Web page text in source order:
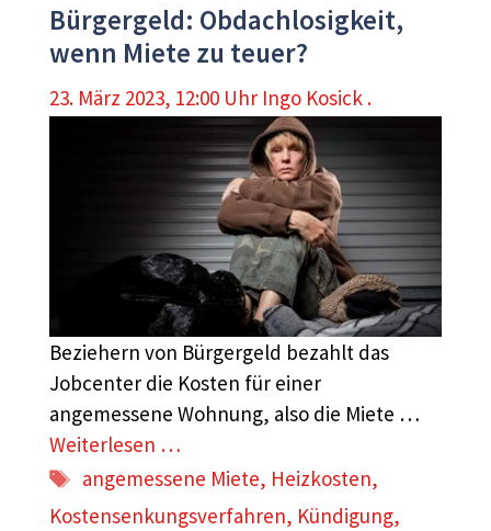
Bürgergeld: Obdachlosigkeit,
wenn Miete zu teuer?
23. März 2023, 12:00 Uhr Ingo Kosick .
Beziehern von Bürgergeld bezahlt das
Jobcenter die Kosten für einer
angemessene Wohnung, also die Miete …
Weiterlesen …
Schlagwörter
angemessene Miete, Heizkosten,
Kostensenkungsverfahren, Kündigung,